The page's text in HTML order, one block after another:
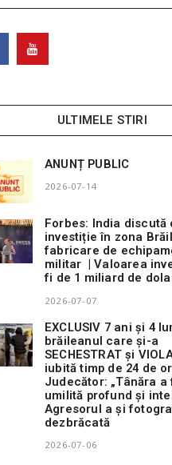
ULTIMELE STIRI
ANUNȚ PUBLIC
2026-07-14
Forbes: India discută
investiție în zona
fabricare de
militar | Valoarea
fi de 1 miliard de
2026-07-07
EXCLUSIV 7 ani și 4
brăileanul care și-a
SECHESTRAT și
iubită timp de 24 de
Judecător: „Tânăra a
umilită profund și
Agresorul a și
dezbrăcată
2026-07-06